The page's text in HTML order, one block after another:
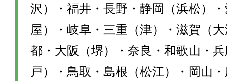
沢）・福井・長野・静岡（浜松）
屋）・岐阜・三重（津）・滋賀（
都・大阪（堺）・奈良・和歌山・
戸）・鳥取・島根（松江）・岡山